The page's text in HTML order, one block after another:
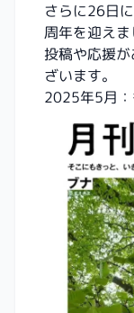
さらに26日
周年を迎え
投稿や応援
ざいます。
2025年5月